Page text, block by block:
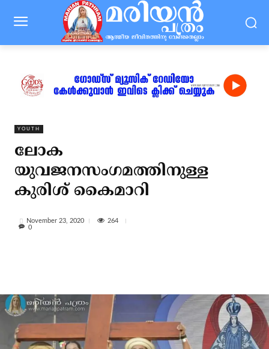
YOUTH
ലോക
യുവജനസംഗമത്തിനുള്ള
കുരിശ് കൈമാറി
November 23, 2020
264
0